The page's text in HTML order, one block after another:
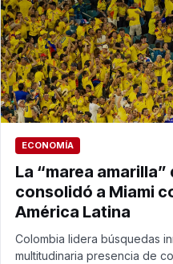
ECONOMÍA
La “marea
consolidó a Miami
América Latina
Colombia lidera búsquedas
multitudinaria presencia de